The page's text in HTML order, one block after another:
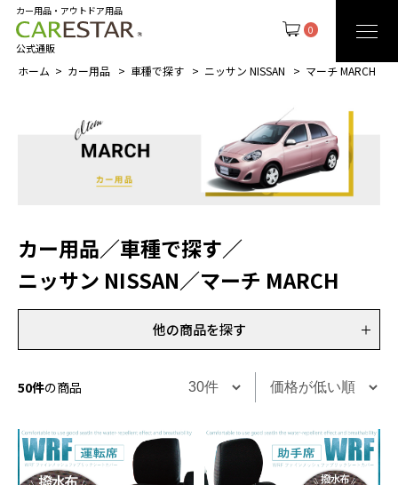
0
カー用品・アウトドア用品
公式通販
ホーム カー用品 車種で探す ニッサン NISSAN マーチ MARCH
カー用品／車種で探す／
ニッサン NISSAN／マーチ MARCH
他の商品を探す
50件の商品